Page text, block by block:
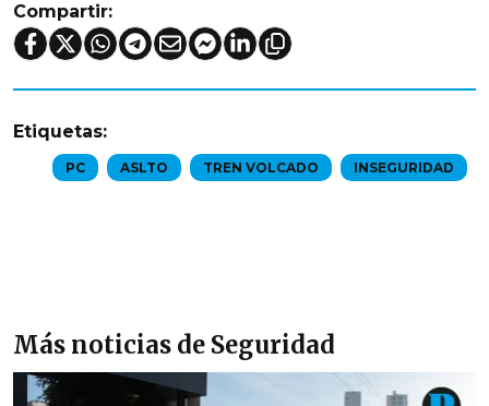
Compartir:
Etiquetas:
PC ASLTO TREN VOLCADO INSEGURIDAD
Más noticias de Seguridad